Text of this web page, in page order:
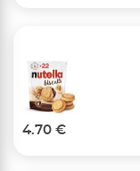
4.70 €